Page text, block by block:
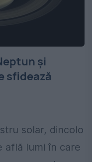
și
sfidează
solar, dincolo
află lumi în care